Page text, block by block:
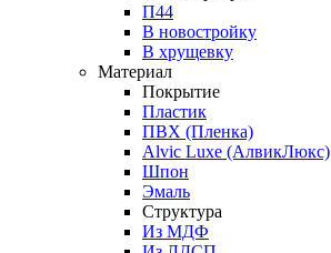
П44
В новостройку
В хрущевку
Материал
Покрытие
Пластик
ПВХ (Пленка)
Alvic Luxe (АлвикЛюкс)
Шпон
Эмаль
Структура
Из МДФ